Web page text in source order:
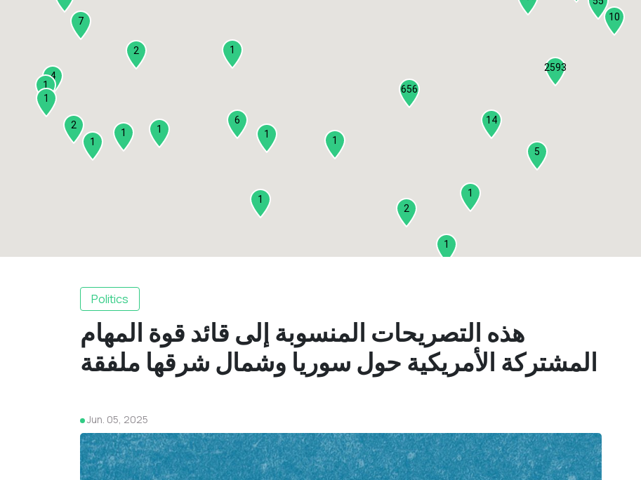
1
14
2
4
1
2593
10
656
6
1
5
7
1
2
1
2
4
1
1
1
1
1
1
Politics
هذه التصريحات المنسوبة إلى قائد قوة المهام
المشتركة الأمريكية حول سوريا وشمال شرقها ملفقة
Jun. 05, 2025